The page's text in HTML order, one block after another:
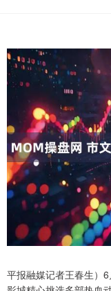
平报融媒记者王春生）